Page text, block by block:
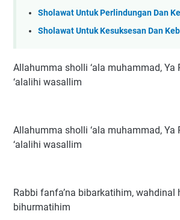
Sholawat Untuk Perlindungan Dan
Sholawat Untuk Kesuksesan Dan
Allahumma sholli ‘ala muhammad, Ya
‘alalihi wasallim
Allahumma sholli ‘ala muhammad, Ya
‘alalihi wasallim
Rabbi fanfa’na bibarkatihim, wahdinal
bihurmatihim